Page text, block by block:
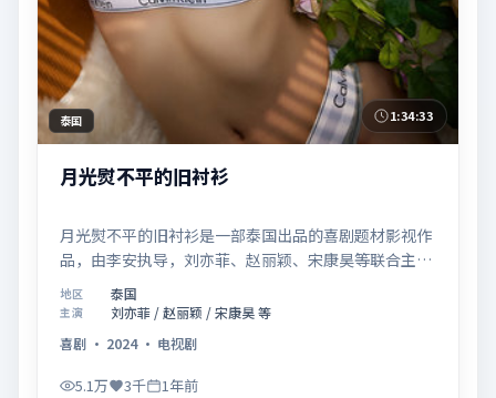
泰国 1:34:33
月光熨不平的旧衬衫
月光熨不平的旧衬衫是一部泰国出品的喜剧题材影视作
品，由李安执导，刘亦菲、赵丽颖、宋康昊等联合主
演，于2024年11月18日在院线首映。影片围绕「爱的
迟疑与勇敢迈出的一步」展开叙事，镜头语言克制而富
有张力，节奏起伏得当，人物弧光完整；配乐与场面调
度强化了类型片的观感体验，亦留有可供解读的细节空
间，适合关注现实主义叙事与人物关系的观众观看与收
地区 泰国
主演
刘亦菲 / 赵丽颖 / 宋康昊 等
喜剧 · 2024· 电视剧
5.1万 3千 1年前